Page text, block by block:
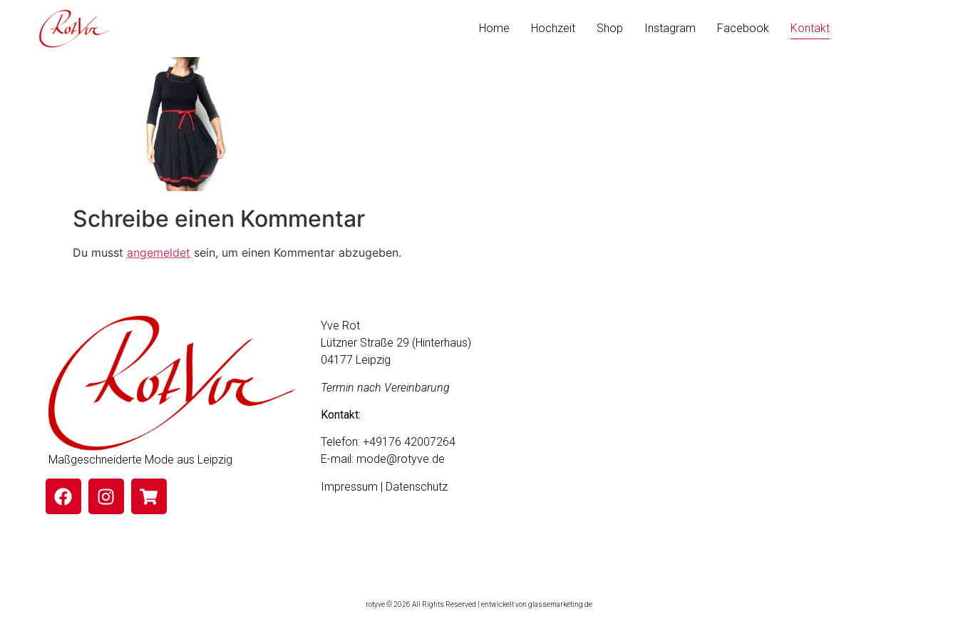
springen
Home Hochzeit Shop Instagram Facebook Kontakt
Schreibe einen Kommentar
Du musst angemeldet sein, um einen Kommentar abzugeben.
Maßgeschneiderte Mode aus Leipzig
Yve Rot
Lützner Straße 29 (Hinterhaus)
04177 Leipzig
Termin nach Vereinbarung
Kontakt:
Telefon: +49176 42007264
E-mail: mode@rotyve.de
Impressum | Datenschutz
rotyve © 2026 All Rights Reserved | entwickelt von glassemarketing.de